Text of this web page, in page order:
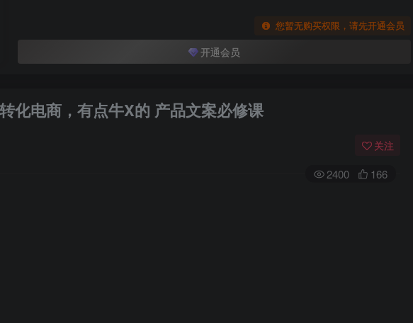
您暂无购买权限，请先开通会员
开通会员
化电商，有点牛X的 产品文案必修课
关注
2400 166